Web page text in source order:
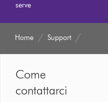
serve
Home Support
Come
contattarci